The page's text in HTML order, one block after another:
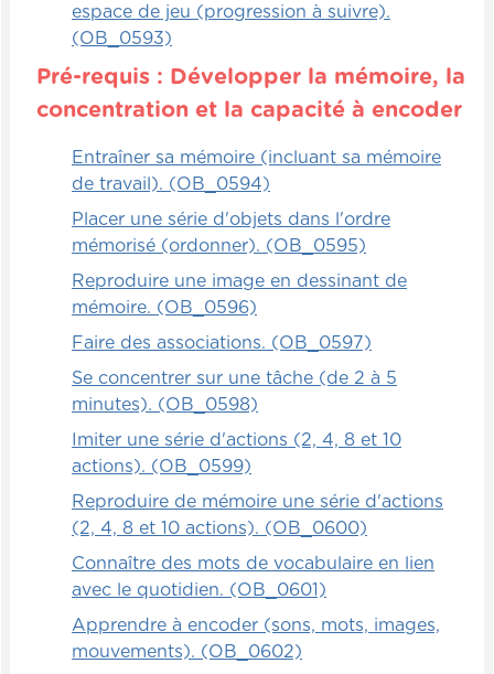
prendre toutes leurs phrases et les classifier
selon le nombre de mots que contient la
phrase.
Une fois qu'ils ont terminé, ils peuvent
la file ou tout simplement faire des courses
où les enfants sont l'un contre l'autre, deux
par deux. C'est à l'éducateur ou au
professeur de voir ce qu'ils préfèrent.
Quoi qu'il arrive, c'est un jeu que les
Relationnels
On remet un petit papier avec une phrase à
chaque enfant. Ensuite, les enfants doivent
enfant a une phrase qui contient
exactement le même nombre de mots
qu'eux-mêmes possèdent.
Une fois qu'ils ont trouvé un enfant qui
croit avoir une phrase qui contient le même
espace de jeu (progression à suivre).
(OB_0593)
Pré-requis : Développer la mémoire, la
concentration et la capacité à encoder
Entraîner sa mémoire (incluant sa mémoire
de travail). (OB_0594)
Placer une série d'objets dans l'ordre
mémorisé (ordonner). (OB_0595)
Reproduire une image en dessinant de
mémoire. (OB_0596)
Faire des associations. (OB_0597)
Se concentrer sur une tâche (de 2 à 5
minutes). (OB_0598)
Imiter une série d'actions (2, 4, 8 et 10
actions). (OB_0599)
Reproduire de mémoire une série d'actions
(2, 4, 8 et 10 actions). (OB_0600)
Connaître des mots de vocabulaire en lien
avec le quotidien. (OB_0601)
Apprendre à encoder (sons, mots, images,
mouvements). (OB_0602)